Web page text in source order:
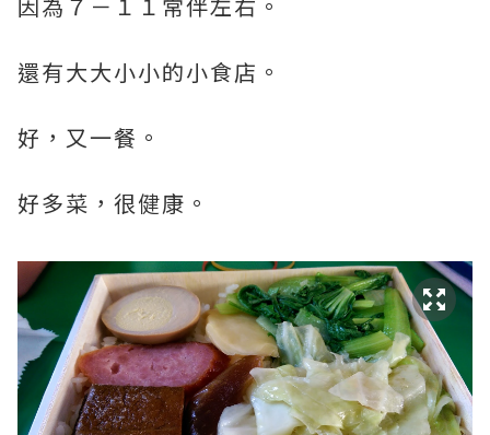
還有大大小小的小食店。
好，又一餐。
好多菜，很健康。